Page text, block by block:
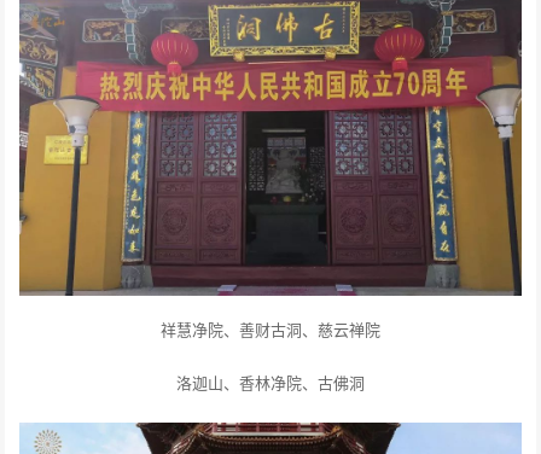
祥慧净院、善财古洞、慈云禅院
洛迦山、香林净院、古佛洞